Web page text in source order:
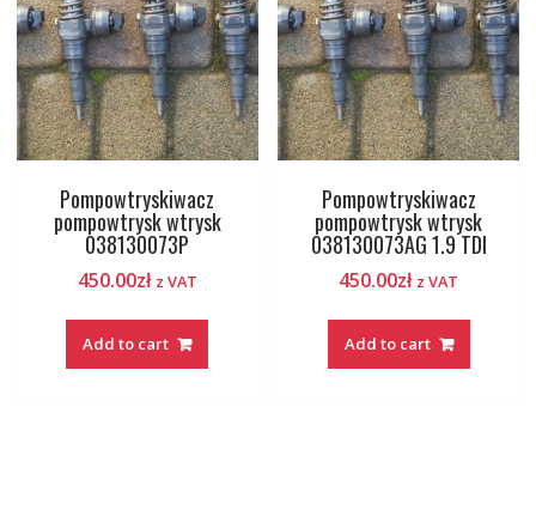
Pompowtryskiwacz
pompowtrysk wtrysk
038130073P
450.00zł z VAT
Add to cart
Pompowtryskiwacz
pompowtrysk wtrysk
038130073AG 1.9 TDI
450.00zł z VAT
Add to cart